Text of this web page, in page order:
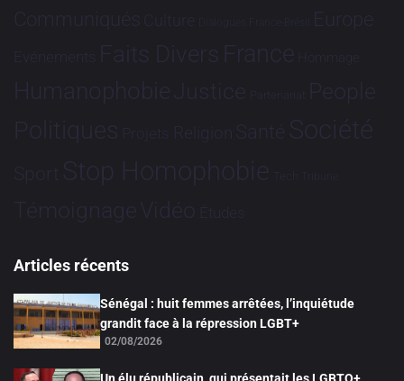
Communiqués Culture Dialogues France-Brésil Europe
Evénements Faits Divers France Hommage
HumanophobieJustice Partenariat People
Politiques Projets Religion Santé Société
Sport Stop Homophobie Tech Tribune
TémoignageVidéo Études
Articles récents
Sénégal : huit femmes arrêtées, l’inquiétude
grandit face à la répression LGBT+
02/08/2026